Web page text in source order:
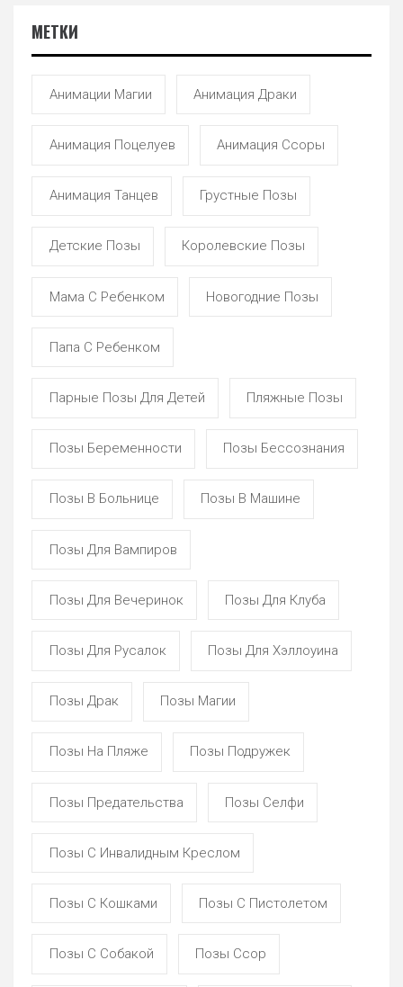
МЕТКИ
Анимации Магии Анимация Драки
Анимация Поцелуев Анимация Ссоры
Анимация Танцев Грустные Позы
Детские Позы Королевские Позы
Мама С Ребенком Новогодние Позы
Папа С Ребенком
Парные Позы Для Детей Пляжные Позы
Позы Беременности Позы Бессознания
Позы В Больнице Позы В Машине
Позы Для Вампиров
Позы Для Вечеринок Позы Для Клуба
Позы Для Русалок Позы Для Хэллоуина
Позы Драк Позы Магии
Позы На Пляже Позы Подружек
Позы Предательства Позы Селфи
Позы С Инвалидным Креслом
Позы С Кошками Позы С Пистолетом
Позы С Собакой Позы Ссор